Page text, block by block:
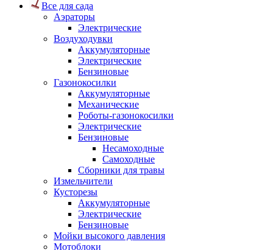
Все для сада
Аэраторы
Электрические
Воздуходувки
Аккумуляторные
Электрические
Бензиновые
Газонокосилки
Аккумуляторные
Механические
Роботы-газонокосилки
Электрические
Бензиновые
Несамоходные
Самоходные
Сборники для травы
Измельчители
Кусторезы
Аккумуляторные
Электрические
Бензиновые
Мойки высокого давления
Мотоблоки